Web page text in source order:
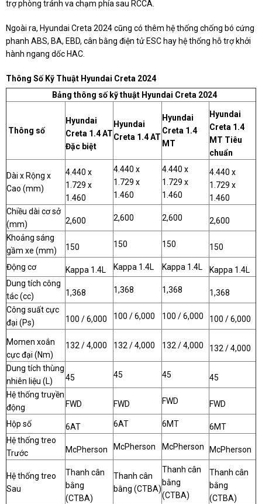
trợ phòng tránh va chạm phía sau RCCA.
Ngoài ra, Hyundai Creta 2024 cũng có thêm hệ thống chống bó cứng
phanh ABS, BA, EBD, cân bằng điện tử ESC hay hệ thống hỗ trợ khởi
hành ngang dốc HAC.
Thông Số Kỹ Thuật Hyundai Creta 2024
Bảng thông số kỹ thuật Hyundai Creta 2024
Thông số
Hyundai
Creta 1.4 AT
Đặc biệt
Hyundai
Creta 1.4 AT
Hyundai
Creta 1.4
MT
Hyundai
Creta 1.4
MT Tiêu
chuẩn
Dài x Rộng x
Cao (mm)
4.440 x
1.729 x
1.460
4.440 x
1.729 x
1.460
4.440 x
1.729 x
1.460
4.440 x
1.729 x
1.460
Chiều dài cơ sở
(mm)
2,600 2,600 2,600
2,600
Khoảng sáng
gầm xe (mm)
150 150 150 150
Động cơ Kappa 1.4L Kappa 1.4L Kappa 1.4L
Kappa 1.4L
Dung tích công
tác (cc)
1,368 1,368 1,368
1,368
Công suất cực
đại (Ps)
100 / 6,000 100 / 6,000 100 / 6,000 100 / 6,000
Momen xoắn
cực đại (Nm)
132 / 4,000 132 / 4,000 132 / 4,000 132 / 4,000
Dung tích thùng
nhiên liệu (L)
45 45 45
45
Hệ thống truyền
động
FWD FWD FWD FWD
Hộp số 6AT 6AT 6MT
6MT
Hệ thống treo
Trước
McPherson McPherson McPherson McPherson
Hệ thống treo
Sau
Thanh cân
bằng
(CTBA)
Thanh cân
bằng (CTBA)
Thanh cân
bằng
(CTBA)
Thanh cân
bằng
(CTBA)